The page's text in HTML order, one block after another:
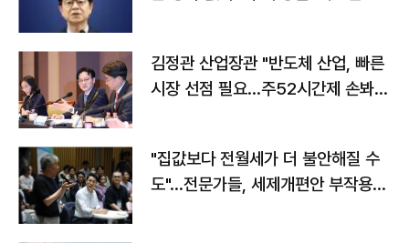
김정관 산업장관 "반도체 산업, 빠른
시장 선점 필요…주52시간제 손봐
"집값보다 전월세가 더 불안해질 수
도"…전문가들, 세제개편안 부작용